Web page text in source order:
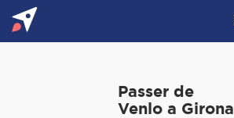
Passer de
Venlo a Girona